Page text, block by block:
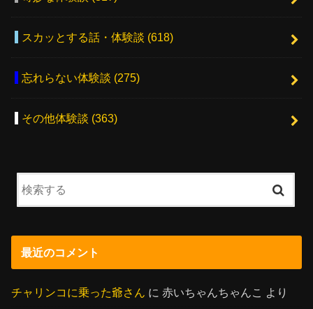
スカッとする話・体験談 (618)
忘れらない体験談 (275)
その他体験談 (363)
最近のコメント
チャリンコに乗った爺さん に赤いちゃんちゃんこ より